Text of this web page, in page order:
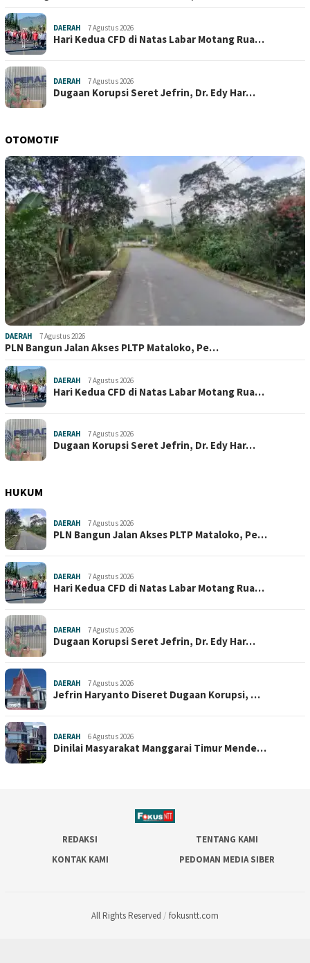
DAERAH 7 Agustus 2026
Hari Kedua CFD di Natas Labar Motang Rua…
DAERAH 7 Agustus 2026
Dugaan Korupsi Seret Jefrin, Dr. Edy Har…
OTOMOTIF
DAERAH 7 Agustus 2026
PLN Bangun Jalan Akses PLTP Mataloko, Pe…
DAERAH 7 Agustus 2026
Hari Kedua CFD di Natas Labar Motang Rua…
DAERAH 7 Agustus 2026
Dugaan Korupsi Seret Jefrin, Dr. Edy Har…
HUKUM
DAERAH 7 Agustus 2026
PLN Bangun Jalan Akses PLTP Mataloko, Pe…
DAERAH 7 Agustus 2026
Hari Kedua CFD di Natas Labar Motang Rua…
DAERAH 7 Agustus 2026
Dugaan Korupsi Seret Jefrin, Dr. Edy Har…
DAERAH 7 Agustus 2026
Jefrin Haryanto Diseret Dugaan Korupsi, …
DAERAH 6 Agustus 2026
Dinilai Masyarakat Manggarai Timur Mende…
REDAKSI
TENTANG KAMI
KONTAK KAMI
PEDOMAN MEDIA SIBER
All Rights Reserved / fokusntt.com